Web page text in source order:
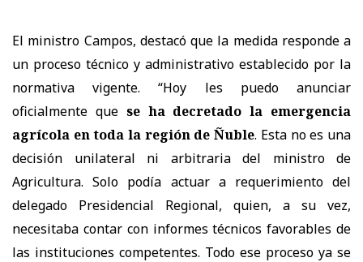
El ministro Campos, destacó que la medida responde a
un proceso técnico y administrativo establecido por la
normativa vigente. “Hoy les puedo anunciar
oficialmente que se ha decretado la emergencia
agrícola en toda la región de Ñuble. Esta no es una
decisión unilateral ni arbitraria del ministro de
Agricultura. Solo podía actuar a requerimiento del
delegado Presidencial Regional, quien, a su vez,
necesitaba contar con informes técnicos favorables de
las instituciones competentes. Todo ese proceso ya se